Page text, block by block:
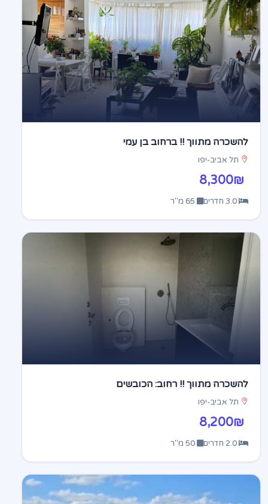
להשכרה מתווך !! ברחוב בן עמי
תל אביב-יפו
8,300₪
להשכרה מתווך !! רחוב: הכובשים
תל אביב-יפו
8,200₪